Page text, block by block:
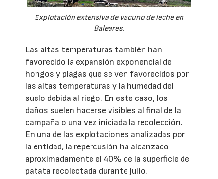
Explotación extensiva de vacuno de leche en
Baleares.
Las altas temperaturas también han
favorecido la expansión exponencial de
hongos y plagas que se ven favorecidos por
las altas temperaturas y la humedad del
suelo debida al riego. En este caso, los
daños suelen hacerse visibles al final de la
campaña o una vez iniciada la recolección.
En una de las explotaciones analizadas por
la entidad, la repercusión ha alcanzado
aproximadamente el 40% de la superficie de
patata recolectada durante julio.